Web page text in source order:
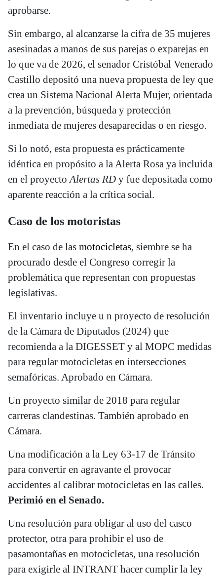
aprobarse.
Sin embargo, al alcanzarse la cifra de 35 mujeres
asesinadas a manos de sus parejas o exparejas en
lo que va de 2026, el senador Cristóbal Venerado
Castillo depositó una nueva propuesta de ley que
crea un Sistema Nacional Alerta Mujer, orientada
a la prevención, búsqueda y protección
inmediata de mujeres desaparecidas o en riesgo.
Si lo notó, esta propuesta es prácticamente
idéntica en propósito a la Alerta Rosa ya incluida
en el proyecto Alertas RD y fue depositada como
aparente reacción a la crítica social.
Caso de los motoristas
En el caso de las motocicletas, siembre se ha
procurado desde el Congreso corregir la
problemática que representan con propuestas
legislativas.
El inventario incluye u n proyecto de resolución
de la Cámara de Diputados (2024) que
recomienda a la DIGESSET y al MOPC medidas
para regular motocicletas en intersecciones
semafóricas. Aprobado en Cámara.
Un proyecto similar de 2018 para regular
carreras clandestinas. También aprobado en
Cámara.
Una modificación a la Ley 63-17 de Tránsito
para convertir en agravante el provocar
accidentes al calibrar motocicletas en las calles.
Perimió en el Senado.
Una resolución para obligar al uso del casco
protector, otra para prohibir el uso de
pasamontañas en motocicletas, una resolución
para exigirle al INTRANT hacer cumplir la ley